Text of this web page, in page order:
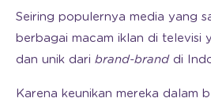
Seiring populernya media yang
berbagai macam iklan di televisi
dan unik dari brand-branddi
Karena keunikan mereka dalam